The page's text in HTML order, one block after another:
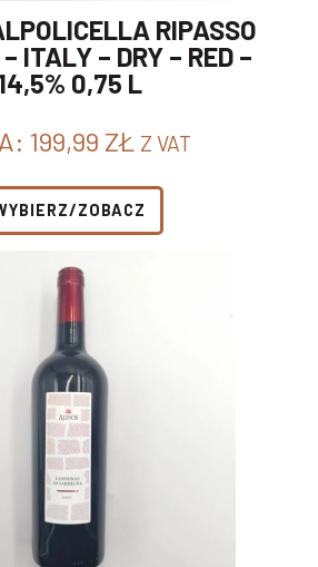
RIPASSO
ITALY – DRY – RED –
0,75 L
199,99 ZŁ Z VAT
ZOBACZ